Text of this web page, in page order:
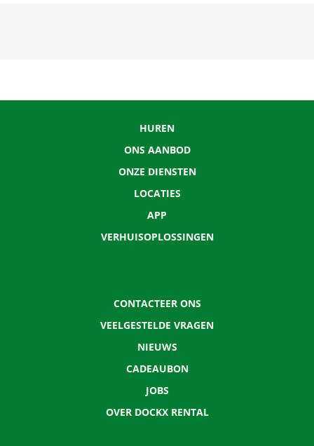
HUREN
ONS AANBOD
ONZE DIENSTEN
LOCATIES
APP
VERHUISOPLOSSINGEN
CONTACTEER ONS
VEELGESTELDE VRAGEN
NIEUWS
CADEAUBON
JOBS
OVER DOCKX RENTAL